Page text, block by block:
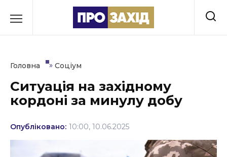
до
Культура
Освіта
Головна » Соціум
Ситуація на західному
кордоні за минулу добу
Опубліковано: 10:00, 10.06.2025